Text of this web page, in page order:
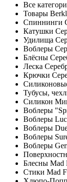
Все
Товары
Спиннинги
Катушки
Удилища
Воблеры
Блёсны
Леска
Крючки
Тубусы,
Силикон
Воблеры
Воблеры
Воблеры
Воблеры
Воблеры
Блесны Mad
Стики Mad